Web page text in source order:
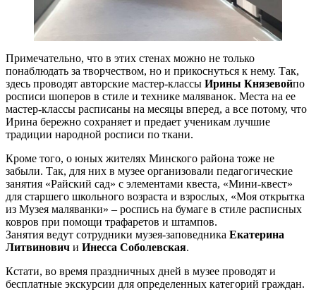
Примечательно, что в этих стенах можно не только
понаблюдать за творчеством, но и прикоснуться к нему. Так,
здесь проводят авторские мастер-классы Ирины Князевойпо
росписи шоперов в стиле и технике маляванок. Места на ее
мастер-классы расписаны на месяцы вперед, а все потому, что
Ирина бережно сохраняет и предает ученикам лучшие
традиции народной росписи по ткани.
Кроме того, о юных жителях Минского района тоже не
забыли. Так, для них в музее организовали педагогические
занятия «Райский сад» с элементами квеста, «Мини-квест»
для старшего школьного возраста и взрослых, «Моя открытка
из Музея маляванки» – роспись на бумаге в стиле расписных
ковров при помощи трафаретов и штампов.
Занятия ведут сотрудники музея-заповедника Екатерина
Литвинович и Инесса Соболевская.
Кстати, во время праздничных дней в музее проводят и
бесплатные экскурсии для определенных категорий граждан.